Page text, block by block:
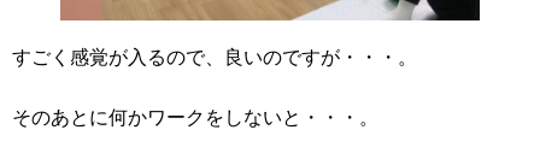
すごく感覚が入るので、良いのですが・・・。
そのあとに何かワークをしないと・・・。